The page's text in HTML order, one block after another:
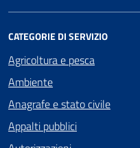
CATEGORIE DI SERVIZIO
Agricoltura e pesca
Ambiente
Anagrafe e stato civile
Appalti pubblici